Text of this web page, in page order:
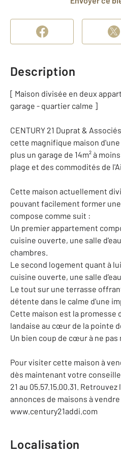
Description
[ Maison divisée en deux
garage - quartier calme ]
CENTURY 21 Duprat &
cette magnifique maison
plus un garage de 14m² à
plage et des commodités de
Cette maison actuellement
pouvant facilement former
compose comme suit :
Un premier appartement
cuisine ouverte, une salle
chambres.
Le second logement quant à
cuisine ouverte, une salle
Le tout sur une terrasse
détente dans le calme d'une
Cette maison est la promesse
landaise au cœur de la pointe
Un bien coup de cœur à ne pas
Pour visiter cette maison à
dès maintenant votre
21 au 05.57.15.00.31.
annonces de maisons à
www.century21addi.com
Localisation